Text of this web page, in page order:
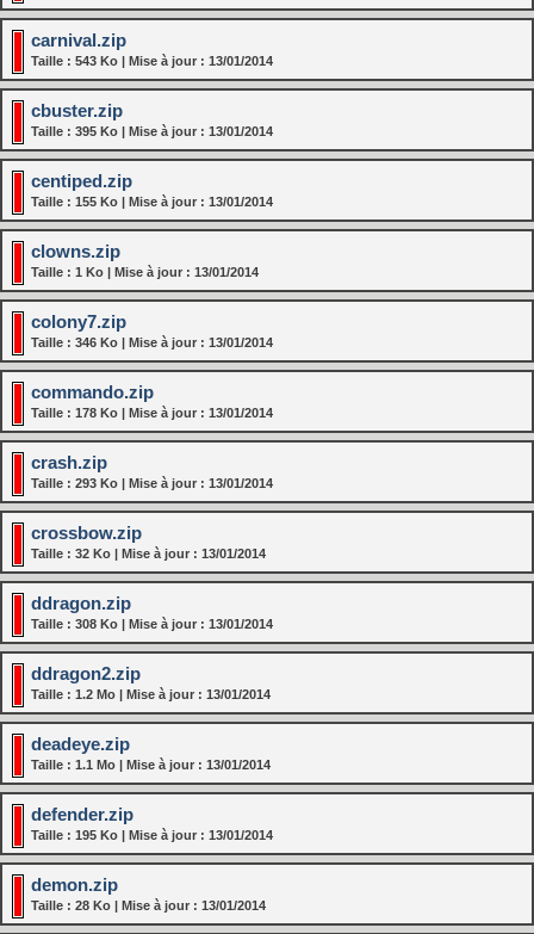
carnival.zip
Taille : 543 Ko | Mise à jour : 13/01/2014
cbuster.zip
Taille : 395 Ko | Mise à jour : 13/01/2014
centiped.zip
Taille : 155 Ko | Mise à jour : 13/01/2014
clowns.zip
Taille : 1 Ko | Mise à jour : 13/01/2014
colony7.zip
Taille : 346 Ko | Mise à jour : 13/01/2014
commando.zip
Taille : 178 Ko | Mise à jour : 13/01/2014
crash.zip
Taille : 293 Ko | Mise à jour : 13/01/2014
crossbow.zip
Taille : 32 Ko | Mise à jour : 13/01/2014
ddragon.zip
Taille : 308 Ko | Mise à jour : 13/01/2014
ddragon2.zip
Taille : 1.2 Mo | Mise à jour : 13/01/2014
deadeye.zip
Taille : 1.1 Mo | Mise à jour : 13/01/2014
defender.zip
Taille : 195 Ko | Mise à jour : 13/01/2014
demon.zip
Taille : 28 Ko | Mise à jour : 13/01/2014